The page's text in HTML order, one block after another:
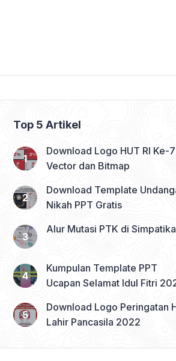
Top 5 Artikel
Download Logo HUT RI Ke-
Vector dan Bitmap
Download Template
Nikah PPT Gratis
Alur Mutasi PTK di Simpatika
Kumpulan Template PPT
Ucapan Selamat Idul Fitri
Download Logo Peringatan
Lahir Pancasila 2022